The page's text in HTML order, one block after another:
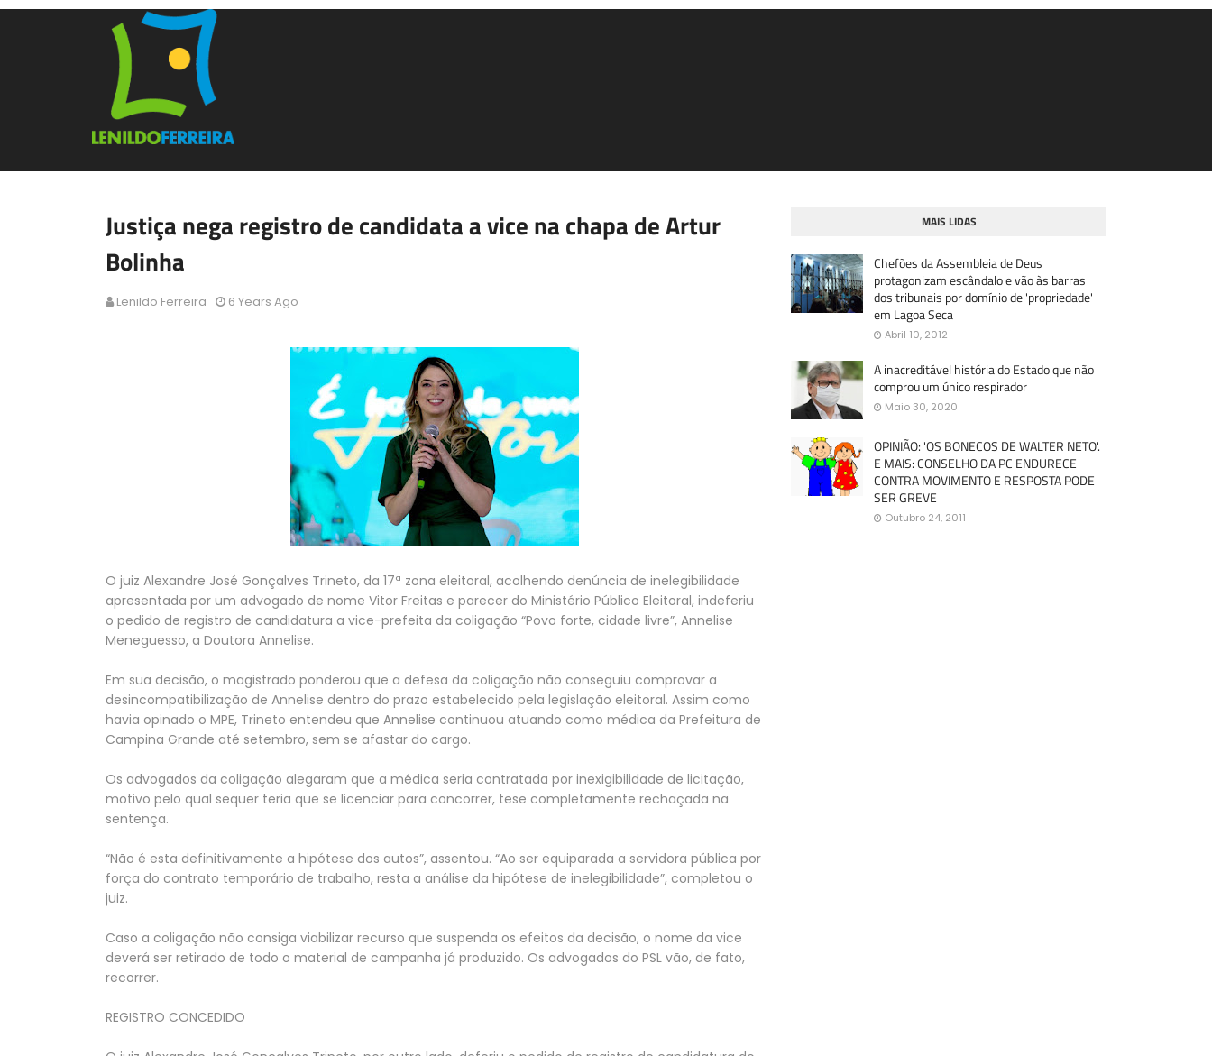
Justiça nega registro de candidata a vice na chapa de Artur
Bolinha
Lenildo Ferreira 6 Years Ago
O juiz Alexandre José Gonçalves Trineto, da 17ª zona eleitoral, acolhendo denúncia de inelegibilidade
apresentada por um advogado de nome Vitor Freitas e parecer do Ministério Público Eleitoral, indeferiu
o pedido de registro de candidatura a vice-prefeita da coligação “Povo forte, cidade livre”, Annelise
Meneguesso, a Doutora Annelise.
Em sua decisão, o magistrado ponderou que a defesa da coligação não conseguiu comprovar a
desincompatibilização de Annelise dentro do prazo estabelecido pela legislação eleitoral. Assim como
havia opinado o MPE, Trineto entendeu que Annelise continuou atuando como médica da Prefeitura de
Campina Grande até setembro, sem se afastar do cargo.
Os advogados da coligação alegaram que a médica seria contratada por inexigibilidade de licitação,
motivo pelo qual sequer teria que se licenciar para concorrer, tese completamente rechaçada na
sentença.
“Não é esta definitivamente a hipótese dos autos”, assentou. “Ao ser equiparada a servidora pública por
força do contrato temporário de trabalho, resta a análise da hipótese de inelegibilidade”, completou o
juiz.
Caso a coligação não consiga viabilizar recurso que suspenda os efeitos da decisão, o nome da vice
deverá ser retirado de todo o material de campanha já produzido. Os advogados do PSL vão, de fato,
recorrer.
REGISTRO CONCEDIDO
MAIS LIDAS
Chefões da Assembleia de Deus
protagonizam escândalo e vão às barras
dos tribunais por domínio de 'propriedade'
em Lagoa Seca
Abril 10, 2012
A inacreditável história do Estado que não
comprou um único respirador
Maio 30, 2020
OPINIÃO: 'OS BONECOS DE WALTER NETO'.
E MAIS: CONSELHO DA PC ENDURECE
CONTRA MOVIMENTO E RESPOSTA PODE
SER GREVE
Outubro 24, 2011